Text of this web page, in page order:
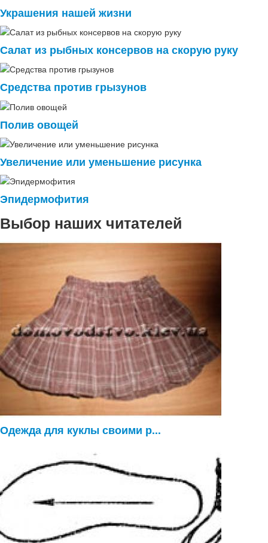
Украшения нашей жизни
Салат из рыбных консервов на скорую руку
Средства против грызунов
Полив овощей
Увеличение или уменьшение рисунка
Эпидермофития
Выбор наших читателей
Одежда для куклы своими р...